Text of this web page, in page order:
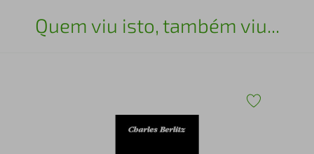
Quem viu isto, também viu...